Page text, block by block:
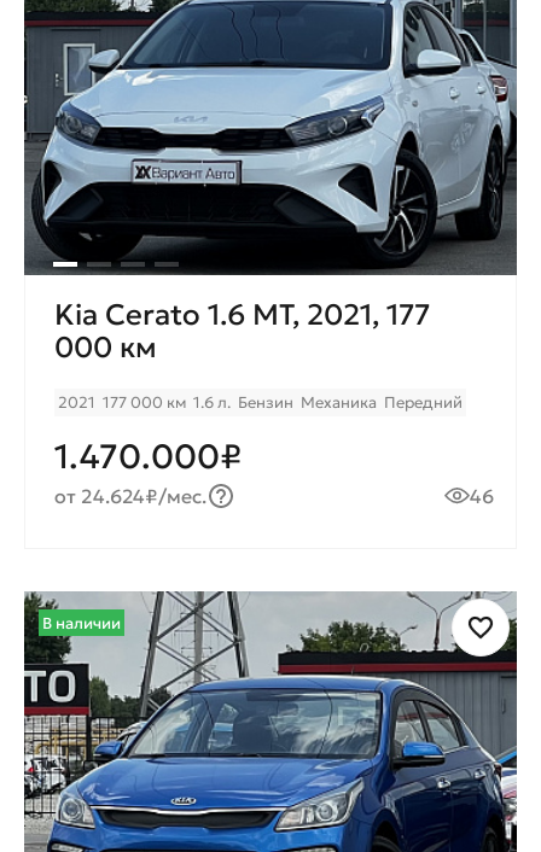
Kia Cerato 1.6 МТ, 2021, 177
000 км
2021 177 000 км 1.6 л. Бензин Механика Передний
1.470.000₽
от 24.624₽/мес. 46
В наличии